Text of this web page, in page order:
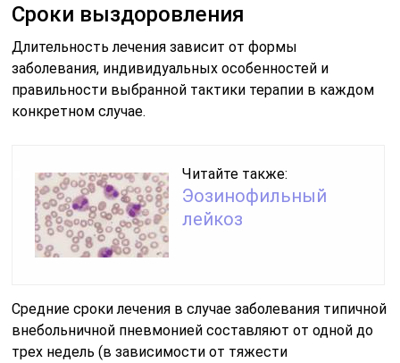
Сроки выздоровления
Длительность лечения зависит от формы
заболевания, индивидуальных особенностей и
правильности выбранной тактики терапии в каждом
конкретном случае.
Читайте также:
Эозинофильный
лейкоз
Средние сроки лечения в случае заболевания типичной
внебольничной пневмонией составляют от одной до
трех недель (в зависимости от тяжести